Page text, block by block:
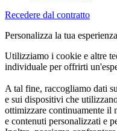
Recedere dal contratto
Personalizza la tua
Utilizziamo i cookie e altre
individuale per offrirti
A tal fine, raccogliamo dati
e sui dispositivi che
ottimizzare continuamente il
e contenuti personalizzati e